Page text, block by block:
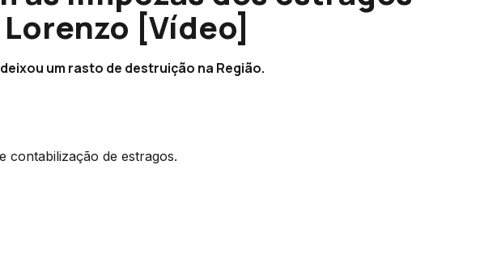
[Vídeo]
um rasto de destruição na Região.
contabilização de estragos.